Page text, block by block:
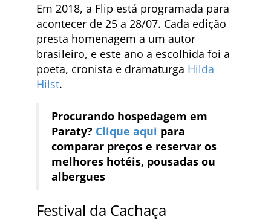
Em 2018, a Flip está programada para
acontecer de 25 a 28/07. Cada edição
presta homenagem a um autor
brasileiro, e este ano a escolhida foi a
poeta, cronista e dramaturga Hilda
Hilst.
Procurando hospedagem em
Paraty? Clique aqui para
comparar preços e reservar os
melhores hotéis, pousadas ou
albergues
Festival da Cachaça